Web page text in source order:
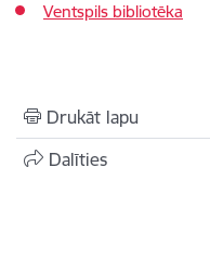
Ventspils bibliotēka
Drukāt lapu
Dalīties